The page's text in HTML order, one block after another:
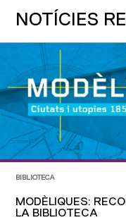
NOTÍCIES
BIBLIOTECA
MODÈLIQUES:
LA BIBLIOTECA